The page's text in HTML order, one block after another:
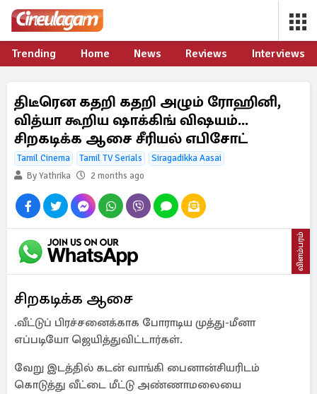
Trending Home News Reviews Interviews
திடீரென கதறி கதறி அழும் ரோஹினி,
வித்யா கூறிய ஷாக்கிங் விஷயம்...
சிறகடிக்க ஆசை சீரியல் எபிசோட்
Tamil Cinema Tamil TV Serials
Siragadikka Aasai
By Yathrika
2 months ago
விளம்பரம்
சிறகடிக்க ஆசை
.வீட்டுப் பிரச்சனைக்காக போராடிய முத்து-மீனா
எப்படியோ ஜெயித்துவிட்டார்கள்.
வேறு இடத்தில் கடன் வாங்கி பைனான்சியரிடம்
கொடுத்து வீட்டை மீட்டு அண்ணாமலையை